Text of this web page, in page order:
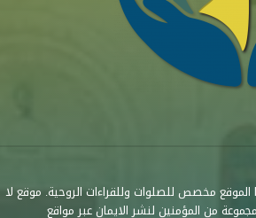
مخصص للصلوات وللقراءات الروحية. موقع لا
مجموعة من المؤمنين لنشر الايمان عبر مواقع